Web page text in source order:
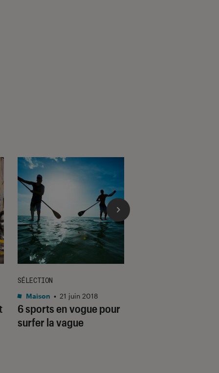
6 sports en vogue pour
surfer la vague
SÉLECTION
Maison • 21 juin 2018